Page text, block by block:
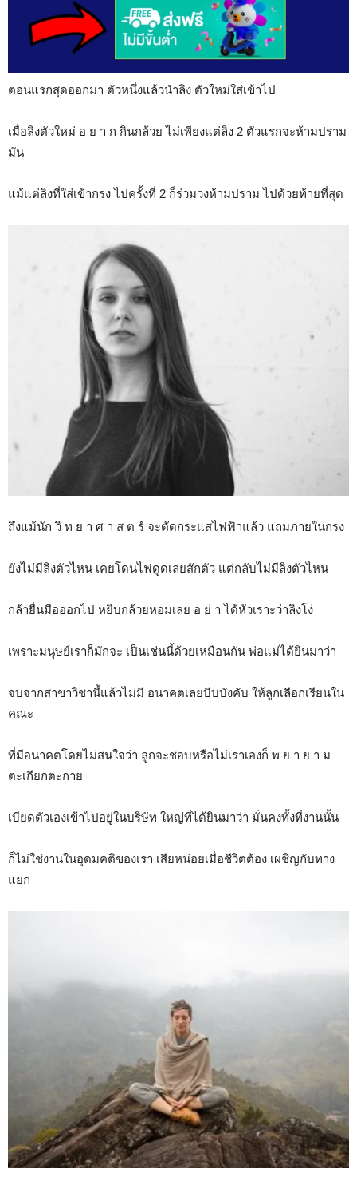
ตอนแรกสุดออกมา ตัวหนึ่งแล้วนำลิง ตัวใหม่ใส่เข้าไป
เมื่อลิงตัวใหม่ อ ย า ก กินกล้วย ไม่เพียงแต่ลิง 2 ตัวแรกจะห้ามปราม
มัน
แม้แต่ลิงที่ใส่เข้ากรง ไปครั้งที่ 2 ก็ร่วมวงห้ามปราม ไปด้วยท้ายที่สุด
ถึงแม้นัก วิ ท ย า ศ า ส ต ร์ จะตัดกระแสไฟฟ้าแล้ว แถมภายในกรง
ยังไม่มีลิงตัวไหน เคยโดนไฟดูดเลยสักตัว แต่กลับไม่มีลิงตัวไหน
กล้ายื่นมือออกไป หยิบกล้วยหอมเลย อ ย่ า ได้หัวเราะว่าลิงโง่
เพราะมนุษย์เราก็มักจะ เป็นเช่นนี้ด้วยเหมือนกัน พ่อแม่ได้ยินมาว่า
จบจากสาขาวิชานี้แล้วไม่มี อนาคตเลยบีบบังคับ ให้ลูกเลือกเรียนใน
คณะ
ที่มีอนาคตโดยไม่สนใจว่า ลูกจะชอบหรือไม่เราเองก็ พ ย า ย า ม
ตะเกียกตะกาย
เบียดตัวเองเข้าไปอยู่ในบริษัท ใหญ่ที่ได้ยินมาว่า มั่นคงทั้งที่งานนั้น
ก็ไม่ใช่งานในอุดมคติของเรา เสียหน่อยเมื่อชีวิตต้อง เผชิญกับทาง
แยก